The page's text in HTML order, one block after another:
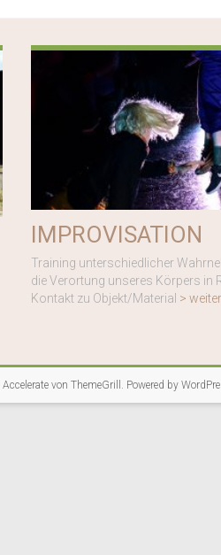
IMPROVISATION
Training unterschiedlicher
die Verortung unseres Körpers in
Kontakt zu Objekt/Material >
Accelerate von ThemeGrill. Powered by